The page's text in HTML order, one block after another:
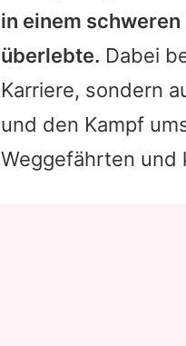
in einem
überlebte. Dabei
Karriere, sondern
und den Kampf
Weggefährten und